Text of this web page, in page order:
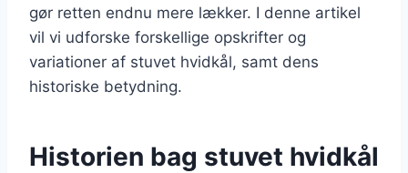
gør retten endnu mere lækker. I denne artikel
vil vi udforske forskellige opskrifter og
variationer af stuvet hvidkål, samt dens
historiske betydning.
Historien bag stuvet hvidkål